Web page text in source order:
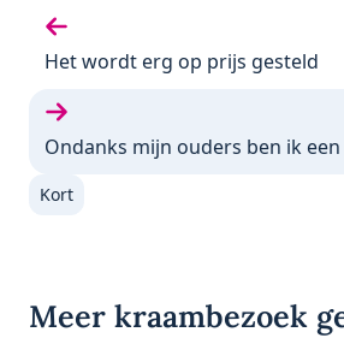
Vorige gedicht:
Het wordt erg op prijs gesteld
Volgende gedicht:
Ondanks mijn ouders ben ik
Kort
Meer kraambezoek